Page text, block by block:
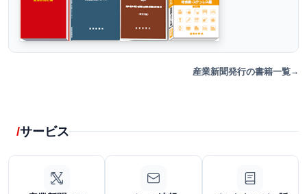
産業新聞発行の書籍一覧
サービス